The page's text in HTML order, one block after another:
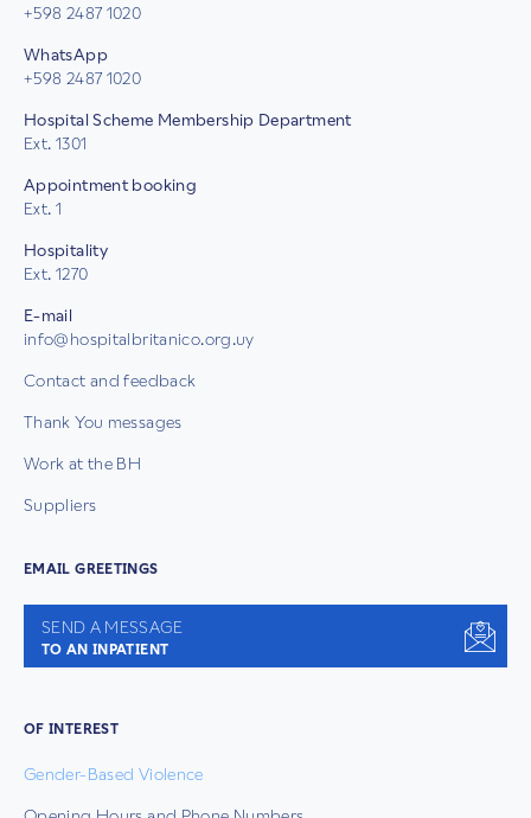
+598 2487 1020
WhatsApp
+598 2487 1020
Hospital Scheme Membership Department
Ext. 1301
Appointment booking
Ext. 1
Hospitality
Ext. 1270
E-mail
info@hospitalbritanico.org.uy
Contact and feedback
Thank You messages
Work at the BH
Suppliers
EMAIL GREETINGS
SEND A MESSAGE
TO AN INPATIENT
OF INTEREST
Gender-Based Violence